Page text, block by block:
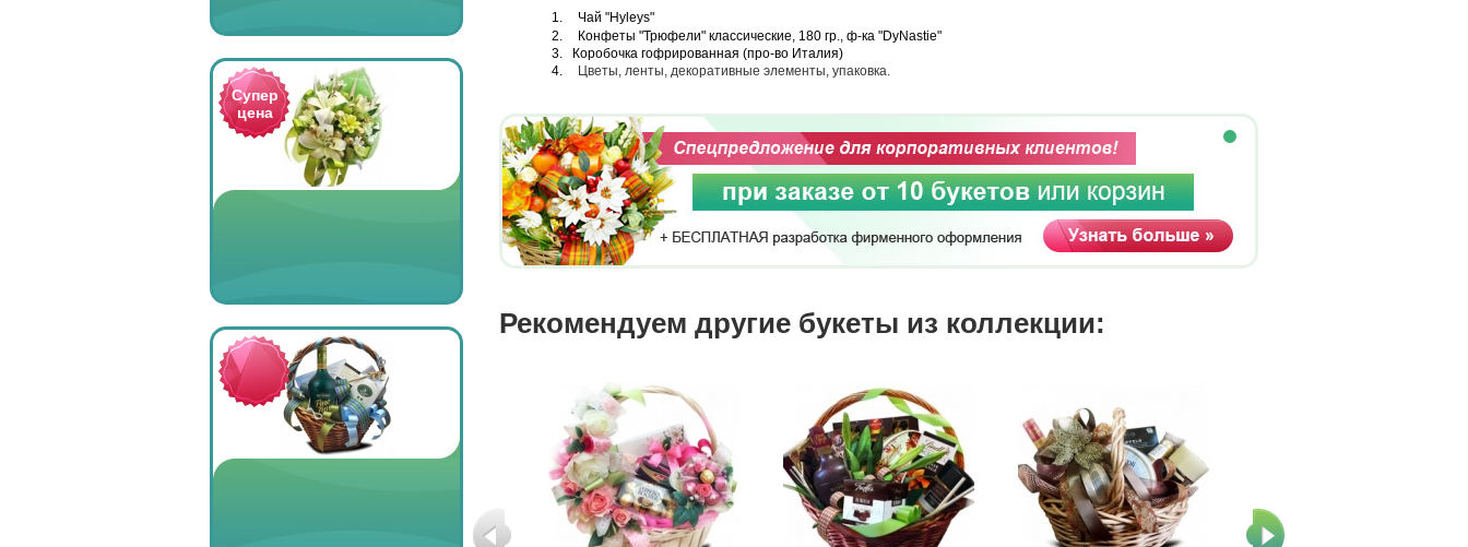
Супер
цена
1.
Чай "Hyleys"
2.
Конфеты "Трюфели" классические, 180 гр., ф-ка "DyNastie"
3. Коробочка гофрированная (про-во Италия)
4.
Цветы, ленты, декоративные элементы, упаковка.
Рекомендуем другие букеты из коллекции: